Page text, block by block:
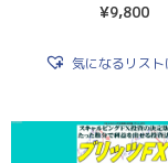
¥9,800
気になるリスト